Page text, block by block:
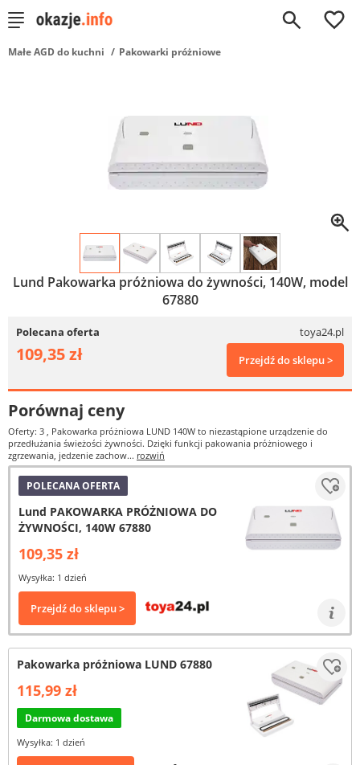
0
Małe AGD do kuchni Pakowarki próżniowe
Lund Pakowarka próżniowa do żywności, 140W, model
67880
Polecana oferta toya24.pl
109,35 zł Przejdź do sklepu >
Porównaj ceny
Oferty: 3 , Pakowarka próżniowa LUND 140W to niezastąpione urządzenie do
przedłużania świeżości żywności. Dzięki funkcji pakowania próżniowego i
zgrzewania, jedzenie zachow... rozwiń
POLECANA OFERTA
Lund PAKOWARKA PRÓŻNIOWA DO
ŻYWNOŚCI, 140W 67880
109,35 zł
Wysyłka: 1 dzień
Przejdź do sklepu >
Pakowarka próżniowa LUND 67880
115,99 zł
Darmowa dostawa
Wysyłka: 1 dzień